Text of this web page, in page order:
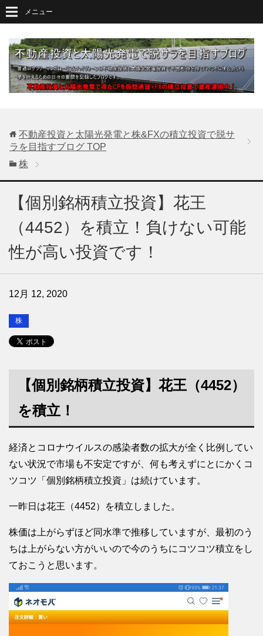
メニュー
不動産投資と太陽光発電と株&FXの積立投資で脱サ
ラを目指すブログ TOP
株
【個別銘柄積立投資】花王
（4452）を積立！負けない可能
性が高い投資です！
12月 12, 2020
株
【個別銘柄積立投資】花王（4452）
を積立！
経済とコロナウイルスの感染者数の拡大が全く比例してい
ない状況で市場も不安定ですが、何も考えずにとにかくコ
ツコツ「個別銘柄積立投資」は続けています。
一昨日は花王（4452）を積立しました。
株価は上がらずほど同水準で推移していますが、最初のう
ちは上がらない方がいいので今のうちにコツコツ積立をし
ておこうと思います。